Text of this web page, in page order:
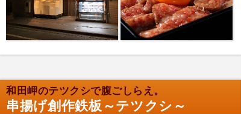
和田岬のテツクシで腹ごしらえ。
串揚げ創作鉄板～テツクシ～